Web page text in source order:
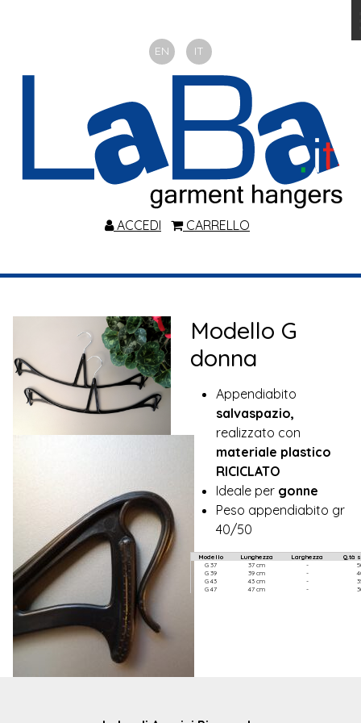
EN IT
ACCEDI CARRELLO
Modello G
donna
Appendiabito
salvaspazio,
realizzato con
materiale plastico
RICICLATO
Ideale per gonne
Peso appendiabito gr
40/50